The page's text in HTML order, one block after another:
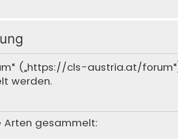
(„https://cls-austria.at/
werden.
Arten gesammelt: